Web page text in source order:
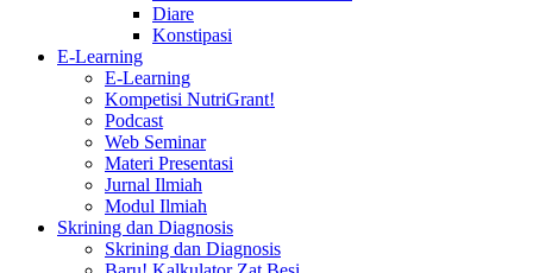
Diare
Konstipasi
E-Learning
E-Learning
Kompetisi NutriGrant!
Podcast
Web Seminar
Materi Presentasi
Jurnal Ilmiah
Modul Ilmiah
Skrining dan Diagnosis
Skrining dan Diagnosis